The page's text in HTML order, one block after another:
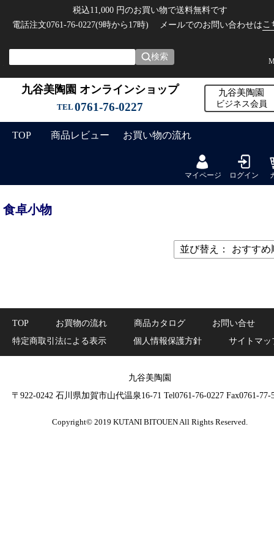
税込11,000 円のお買い物で送料無料です
電話注文0761-76-0227(9時から17時)
メールでのお問い合わせはこ
検索
九谷美陶園 オンラインショップ
TEL 0761-76-0227
九谷美陶園
ビジネス会員
TOP 商品レビュー お買い物の流れ
マイページ ログイン
食卓小物
並び替え： おすすめ
TOP お買物の流れ 商品カタログ
お問い合せ
特定商取引法による表示
個人情報保護方針 サイトマッ
九谷美陶園
〒922-0242 石川県加賀市山代温泉16-71 Tel0761-76-0227 Fax0761-77-
Copyright© 2019 KUTANI BITOUEN All Rights Reserved.